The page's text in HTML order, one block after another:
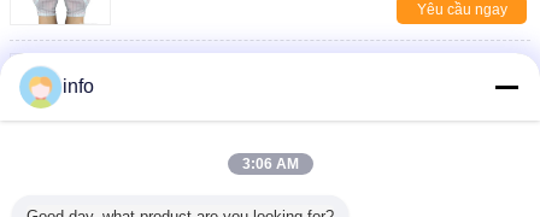
Yêu cầu ngay
Thảm chống mỏi hai lớp PVC (bề mặt PVC + xốp
PVC) chống tĩnh điện, họa tiết vỏ cây
info
3:06 AM